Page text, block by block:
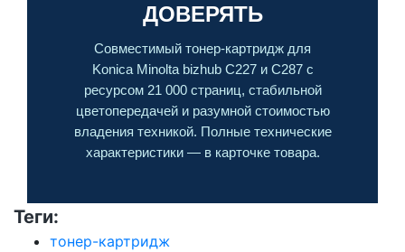
ДОВЕРЯТЬ
Совместимый тонер-картридж для
Konica Minolta bizhub C227 и C287 с
ресурсом 21 000 страниц, стабильной
цветопередачей и разумной стоимостью
владения техникой. Полные технические
характеристики — в карточке товара.
Теги:
тонер-картридж